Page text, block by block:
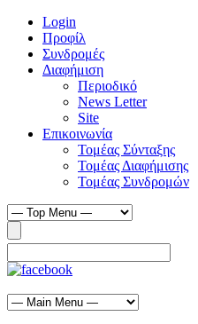
Login
Προφίλ
Συνδρομές
Διαφήμιση
Περιοδικό
News Letter
Site
Επικοινωνία
Τομέας Σύνταξης
Τομέας Διαφήμισης
Τομέας Συνδρομών